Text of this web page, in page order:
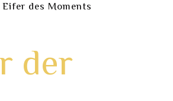
des Moments
der